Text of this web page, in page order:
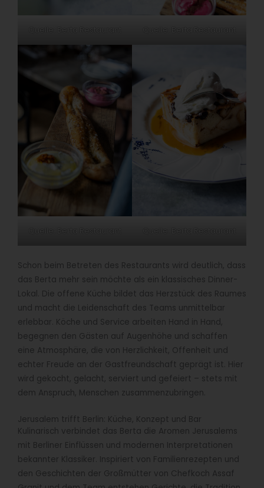
Quelle: Berta Restaurant Quelle: Berta Restaurant
Quelle: Berta Restaurant Quelle: Berta Restaurant
Schon beim Betreten des Restaurants wird deutlich, dass
das Berta mehr sein möchte als ein klassisches Dinner-
Lokal. Die offene Küche bildet das Herzstück des Raumes
und macht die Leidenschaft des Teams unmittelbar
erlebbar. Köche und Service arbeiten Hand in Hand,
begegnen den Gästen auf Augenhöhe und schaffen
eine Atmosphäre, die von Herzlichkeit, Offenheit und
echter Freude an der Gastfreundschaft geprägt ist. Hier
wird gekocht, gelacht, serviert und gefeiert – stets mit
dem Anspruch, Menschen zusammenzubringen.
Jerusalem trifft Berlin: Küche, Konzept und Bar
Kulinarisch verbindet das Berta die Aromen Jerusalems
mit Berliner Einflüssen und modernen Interpretationen
bekannter Klassiker. Inspiriert von Familienrezepten und
den Geschichten der Großmütter von Chefkoch Assaf